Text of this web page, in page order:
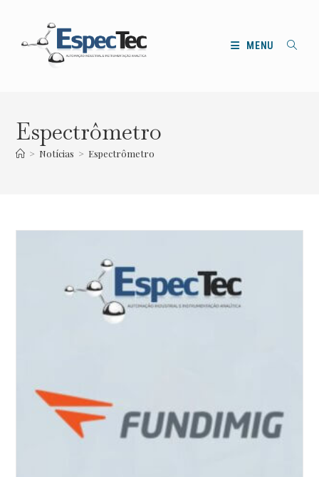
MENU
Espectrômetro
> Notícias > Espectrômetro